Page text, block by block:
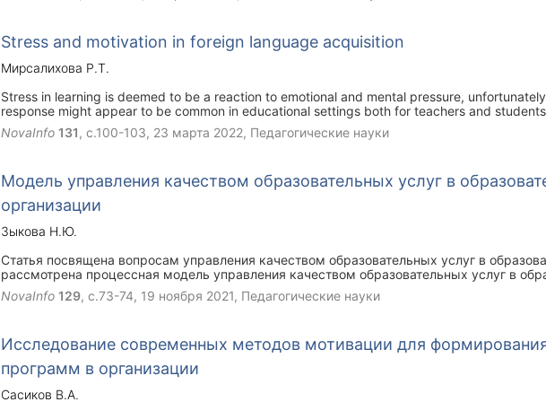
Stress and motivation in foreign language acquisition
Мирсалихова Р.Т.
Stress in learning is deemed to be a reaction to emotional and mental pressure,
response might appear to be common in educational settings both for teachers and
resources on stress and its impact, this paper has intended to put the main question for
factor in learning languages on the example of universities of philological direction”.
to manage and overcome stress are widely discussed abased on the questionnaire results
NovaInfo 131 , с.100-103, 23 марта 2022, Педагогические науки
Модель управления качеством образовательных услуг в
организации
Зыкова Н.Ю.
Статья посвящена вопросам управления качеством образовательных услуг в
рассмотрена процессная модель управления качеством образовательных услуг в
организации и ее компоненты.
NovaInfo 129, с.73-74, 19 ноября 2021, Педагогические науки
Исследование современных методов мотивации для
программ в организации
Сасиков В.А.